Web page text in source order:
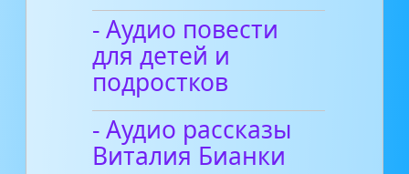
- Аудио повести
для детей и
подростков
- Аудио рассказы
Виталия Бианки